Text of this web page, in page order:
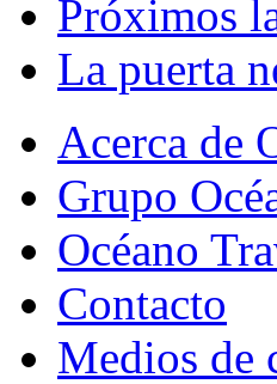
Próximos
La puerta
Acerca de
Grupo
Océano
Contacto
Medios de